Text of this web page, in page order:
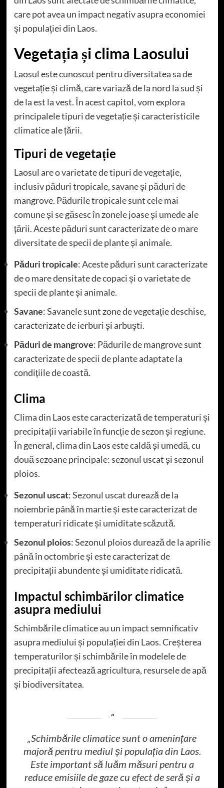
care pot avea un impact negativ asupra economiei
și populației din Laos.
Vegetația și clima Laosului
Laosul este cunoscut pentru diversitatea sa de
vegetație și climă, care variază de la nord la sud și
de la est la vest. În acest capitol, vom explora
principalele tipuri de vegetație și caracteristicile
climatice ale țării.
Tipuri de vegetație
Laosul are o varietate de tipuri de vegetație,
inclusiv păduri tropicale, savane și păduri de
mangrove. Pădurile tropicale sunt cele mai
comune și se găsesc în zonele joase și umede ale
țării. Aceste păduri sunt caracterizate de o mare
diversitate de specii de plante și animale.
Păduri tropicale: Aceste păduri sunt caracterizate
de o mare densitate de copaci și o varietate de
specii de plante și animale.
Savane: Savanele sunt zone de vegetație deschise,
caracterizate de ierburi și arbuști.
Păduri de mangrove: Pădurile de mangrove sunt
caracterizate de specii de plante adaptate la
condițiile de coastă.
Clima
Clima din Laos este caracterizată de temperaturi și
precipitații variabile în funcție de sezon și regiune.
În general, clima din Laos este caldă și umedă, cu
două sezoane principale: sezonul uscat și sezonul
ploios.
Sezonul uscat: Sezonul uscat durează de la
noiembrie până în martie și este caracterizat de
temperaturi ridicate și umiditate scăzută.
Sezonul ploios: Sezonul ploios durează de la aprilie
până în octombrie și este caracterizat de
precipitații abundente și umiditate ridicată.
Impactul schimbărilor climatice
asupra mediului
Schimbările climatice au un impact semnificativ
asupra mediului și populației din Laos. Creșterea
temperaturilor și schimbările în modelele de
precipitații afectează agricultura, resursele de apă
și biodiversitatea.
„Schimbările climatice sunt o amenințare
majoră pentru mediul și populația din Laos.
Este important să luăm măsuri pentru a
reduce emisiile de gaze cu efect de seră și a